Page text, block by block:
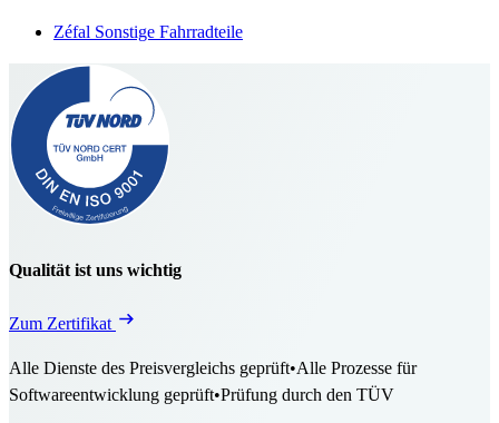
Zéfal Sonstige Fahrradteile
Qualität ist uns wichtig
Zum Zertifikat
Alle Dienste des Preisvergleichs geprüft•Alle Prozesse für
Softwareentwicklung geprüft•Prüfung durch den TÜV